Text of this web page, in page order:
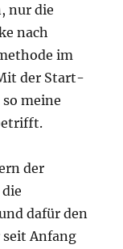
nur die
nach
im
der Start-
meine
der
dafür den
Anfang